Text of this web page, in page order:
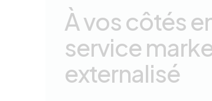
À vos côtés
service
externalisé